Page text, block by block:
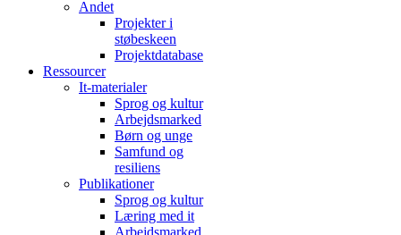
Andet
Projekter i
støbeskeen
Projektdatabase
Ressourcer
It-materialer
Sprog og kultur
Arbejdsmarked
Børn og unge
Samfund og
resiliens
Publikationer
Sprog og kultur
Læring med it
Arbejdsmarked